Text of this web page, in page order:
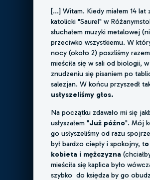
[...] Witam. Kiedy miałem 14
katolicki "Saurel" w
słuchałem muzyki metalowej
przeciwko wszystkiemu. W
nocy (około 2) poszliśmy
mieściła się w sali od biologii,
znudzeniu się pisaniem po
salezjan. W końcu przyszedł
usłyszeliśmy głos.
Na początku zdawało mi się
usłyszałem "Już późno". Mój
go usłyszeliśmy od razu
był bardzo ciepły i spokojny, t
kobieta i mężczyzna
mieściła się kaplica było
szybko do księdza by go